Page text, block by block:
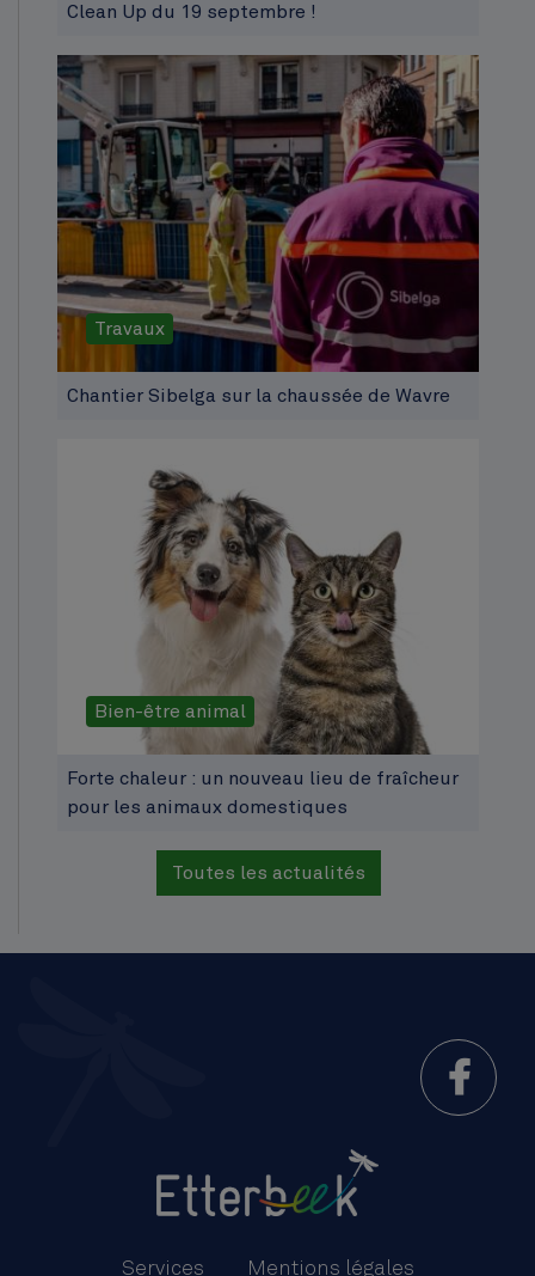
Clean Up du 19 septembre !
Travaux
Chantier Sibelga sur la chaussée de Wavre
Bien-être animal
Forte chaleur : un nouveau lieu de fraîcheur
pour les animaux domestiques
Toutes les actualités
Services Mentions légales